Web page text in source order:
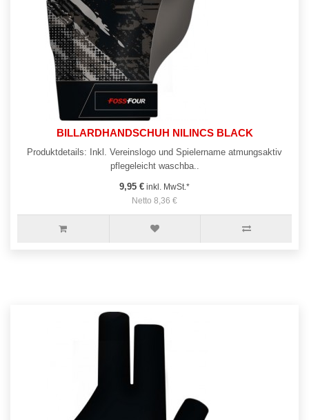
BILLARDHANDSCHUH NILINCS BLACK
Produktdetails: Inkl. Vereinslogo und Spielername atmungsaktiv
pflegeleicht waschba..
9,95 € inkl. MwSt.*
Netto 8,36 €